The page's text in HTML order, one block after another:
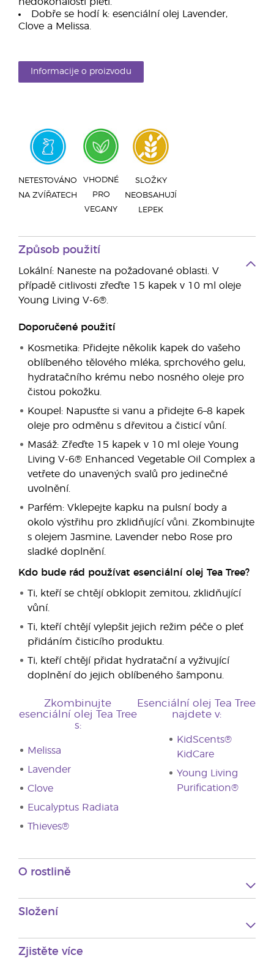
Dobře se hodí k: esenciální olej Lavender,
Clove a Melissa.
Informacije o proizvodu
NETESTOVÁNO
NA ZVÍŘATECH
VHODNÉ
PRO
VEGANY
SLOŽKY
NEOBSAHUJÍ
LEPEK
Způsob použití
Lokální: Naneste na požadované oblasti. V
případě citlivosti zřeďte 15 kapek v 10 ml oleje
Young Living V-6®.
Doporučené použití
Kosmetika: Přidejte několik kapek do vašeho
oblíbeného tělového mléka, sprchového gelu,
hydratačního krému nebo nosného oleje pro
čistou pokožku.
Koupel: Napusťte si vanu a přidejte 6–8 kapek
oleje pro odměnu s dřevitou a čisticí vůní.
Masáž: Zřeďte 15 kapek v 10 ml oleje Young
Living V-6® Enhanced Vegetable Oil Complex a
vetřete do unavených svalů pro jedinečné
uvolnění.
Parfém: Vklepejte kapku na pulsní body a
okolo výstřihu pro zklidňující vůni. Zkombinujte
s olejem Jasmine, Lavender nebo Rose pro
sladké doplnění.
Kdo bude rád používat esenciální olej Tea Tree?
Ti, kteří se chtějí obklopit zemitou, zklidňující
vůní.
Ti, kteří chtějí vylepšit jejich režim péče o pleť
přidáním čisticího produktu.
Ti, kteří chtějí přidat hydratační a vyživující
doplnění do jejich oblíbeného šamponu.
Zkombinujte
esenciální olej Tea Tree
s:
Melissa
Lavender
Clove
Eucalyptus Radiata
Thieves®
Esenciální olej Tea Tree
najdete v:
KidScents®
KidCare
Young Living
Purification®
O rostlině
Složení
Zjistěte více